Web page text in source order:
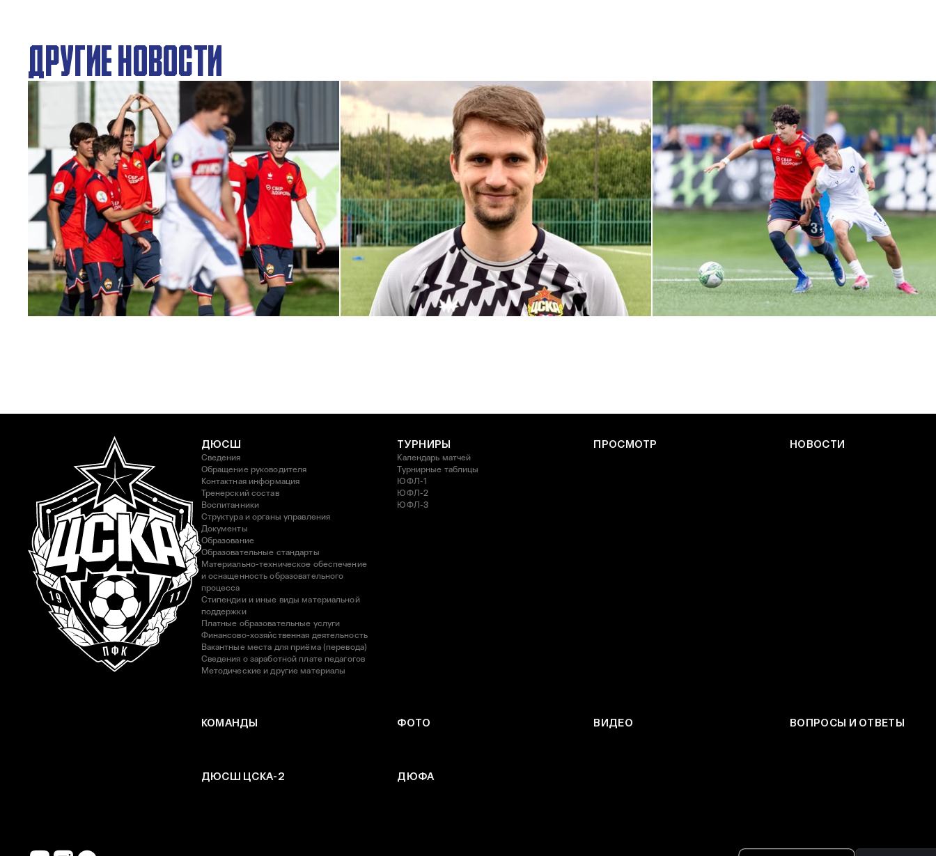
ДРУГИЕ НОВОСТИ
ЮФЛ: Московское дерби на «Октябре»
3 АВГУСТА 2026 14:15
С возвращением в родной клуб, Антон Александрович!
27 ИЮЛЯ 2026 14:40
ЮФЛ: Армейцы приняли «Чертаново»
ДЮСШ
Сведения
Обращение руководителя
Контактная информация
Тренерский состав
Воспитанники
Структура и органы управления
Документы
Образование
Образовательные стандарты
Материально-техническое обеспечение
и оснащенность образовательного
процесса
Стипендии и иные виды материальной
поддержки
Платные образовательные услуги
Финансово-хозяйственная деятельность
Вакантные места для приёма (перевода)
Сведения о заработной плате педагогов
Методические и другие материалы
ТУРНИРЫ
Календарь матчей
Турнирные таблицы
ЮФЛ-1
ЮФЛ-2
ЮФЛ-3
ПРОСМОТР НОВОСТИ
КОМАНДЫ ФОТО ВИДЕО ВОПРОСЫ И ОТВЕТЫ
ДЮСШ ЦСКА-2 ДЮФА